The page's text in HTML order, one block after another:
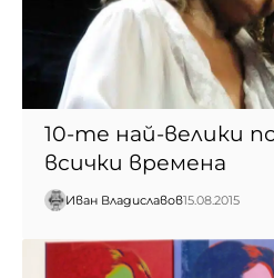
10-те най-велики
всички времена
Иван Владиславов15.08.2015